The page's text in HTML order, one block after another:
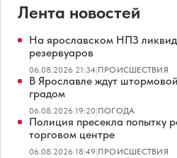
Лента новостей
На ярославском НПЗ
резервуаров
06.08.2026 21:34|ПРОИСШЕСТВИЯ
В Ярославле ждут
градом
06.08.2026 19:20|ПОГОДА
Полиция пресекла попытку
торговом центре
06.08.2026 18:49|ПРОИСШЕСТВИЯ